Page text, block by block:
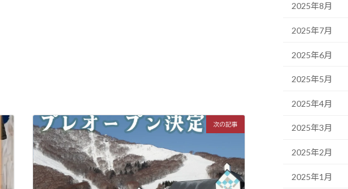
次の記事
2025年8月
2025年7月
2025年6月
2025年5月
2025年4月
2025年3月
2025年2月
2025年1月